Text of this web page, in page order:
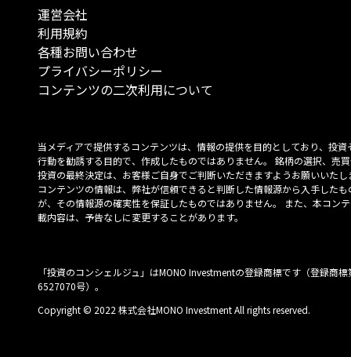
運営会社
利用規約
各種お問い合わせ
プライバシーポリシー
コンテンツの二次利用について
当メディアで提供するコンテンツは、情報の提供を目的としており、投資
行動を勧誘する目的で、作成したものではありません。 銘柄の選択、売
投資の最終決定は、お客様ご自身でご判断いただきますようお願いいたし
コンテンツの情報は、弊社が信頼できると判断した情報源から入手したも
が、その情報源の確実性を保証したものではありません。 また、本コン
載内容は、予告なしに変更することがあります。
「投資のコンシェルジュ」はMONO Investmentの登録商標です（登録商標
6527070号）。
Copyright © 2022 株式会社MONO Investment All rights reserved.